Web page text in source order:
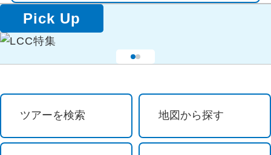
スポーツ体験 / 観戦
スポーツ観戦
グルメ
Pick Up
ツアーを検索 地図から探す